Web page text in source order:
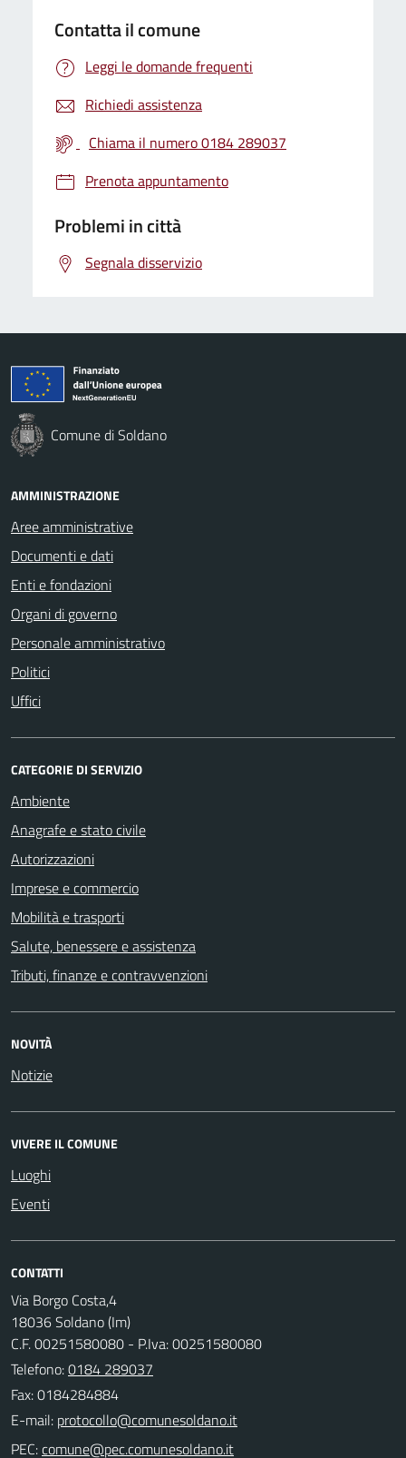
Contatta il comune
Leggi le domande frequenti
Richiedi assistenza
Chiama il numero 0184 289037
Prenota appuntamento
Problemi in città
Segnala disservizio
Comune di Soldano
AMMINISTRAZIONE
Aree amministrative
Documenti e dati
Enti e fondazioni
Organi di governo
Personale amministrativo
Politici
Uffici
CATEGORIE DI SERVIZIO
Ambiente
Anagrafe e stato civile
Autorizzazioni
Imprese e commercio
Mobilità e trasporti
Salute, benessere e assistenza
Tributi, finanze e contravvenzioni
NOVITÀ
Notizie
VIVERE IL COMUNE
Luoghi
Eventi
CONTATTI
Via Borgo Costa,4
18036 Soldano (Im)
C.F. 00251580080 - P.Iva: 00251580080
Telefono:0184 289037
Fax: 0184284884
E-mail:
PEC: